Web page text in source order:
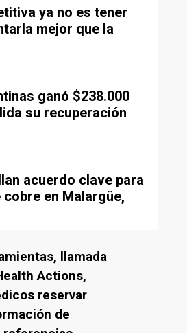
ya no es tener
mejor que la
ganó $238.000
su recuperación
acuerdo clave para
en Malargüe,
llamada
Actions,
reservar
de